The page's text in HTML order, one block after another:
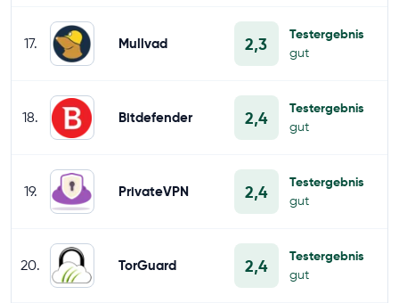
17. Mullvad 2,3
Testergebnis
gut
18. Bitdefender 2,4
Testergebnis
gut
19. PrivateVPN 2,4
Testergebnis
gut
20. TorGuard 2,4
Testergebnis
gut